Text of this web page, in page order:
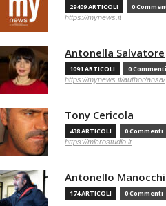
29409 ARTICOLI 0
https://mynews.it
Antonella Salvatore
1091 ARTICOLI 0 Commenti
https://mynews.it/author/ansa/
Tony Cericola
438 ARTICOLI 0 Commenti
https://microstudio.it
Antonello
174 ARTICOLI 0 Commenti